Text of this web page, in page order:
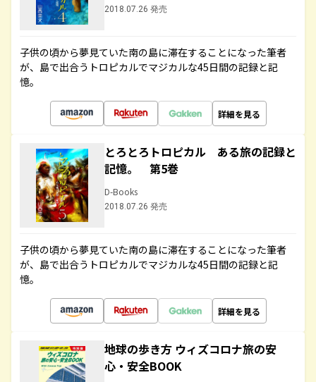
2018.07.26 発売
子供の頃から夢見ていた南の島に滞在することになった筆者
が、島で出合うトロピカルでマジカルな45日間の記録と記
憶。
詳細を見る
とろとろトロピカル ある旅の記録と
記憶。 第5巻
D-Books
2018.07.26 発売
子供の頃から夢見ていた南の島に滞在することになった筆者
が、島で出合うトロピカルでマジカルな45日間の記録と記
憶。
詳細を見る
地球の歩き方 ウィズコロナ旅の安
心・安全BOOK